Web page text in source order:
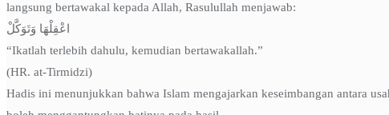
langsung bertawakal kepada Allah, Rasulullah menjawab:
اعْقِلْهَا وَتَوَكَّلْ
“Ikatlah terlebih dahulu, kemudian bertawakallah.”
(HR. at-Tirmidzi)
Hadis ini menunjukkan bahwa Islam mengajarkan keseimbangan antara